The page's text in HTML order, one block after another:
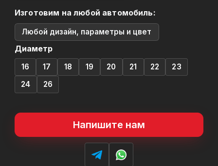
Изготовим на любой автомобиль:
Любой дизайн, параметры и цвет
Диаметр
16 17 18 19 20 21 22
23
24
26
Напишите нам